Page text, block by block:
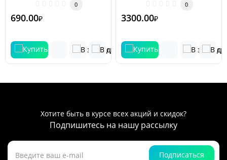
0
690.00₽
материалов, применяемых
в звукои..
0
3300.00₽
Хотите быть в курсе всех акций и скидок?
Подпишитесь на нашу рассылку
Подписаться